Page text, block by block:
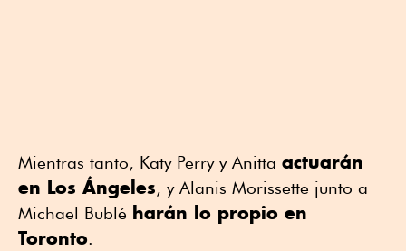
Mientras tanto, Katy Perryy Anitta actuarán
en Los Ángeles, y Alanis Morissette junto a
Michael Bublé harán lo propio en
Toronto.